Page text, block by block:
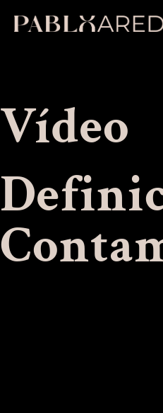
Vídeo